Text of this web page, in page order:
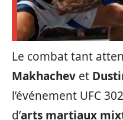
Le combat tant
Makhachev et
l’événement UFC
d’arts martiaux